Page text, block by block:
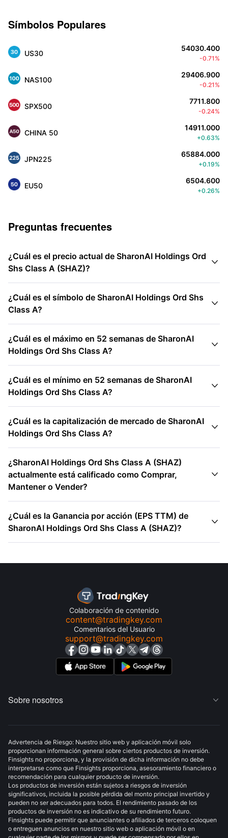
Símbolos Populares
US30
54030.400
-0.71%
NAS100
29406.900
-0.21%
SPX500
7711.800
-0.24%
CHINA 50
14911.000
+0.63%
JPN225
65884.000
+0.19%
EU50
6504.600
+0.26%
Preguntas frecuentes
¿Cuál es el precio actual de SharonAI Holdings Ord
Shs Class A (SHAZ)?

¿Cuál es el símbolo de SharonAI Holdings Ord Shs
Class A?

¿Cuál es el máximo en 52 semanas de SharonAI
Holdings Ord Shs Class A?

¿Cuál es el mínimo en 52 semanas de SharonAI
Holdings Ord Shs Class A?

¿Cuál es la capitalización de mercado de SharonAI
Holdings Ord Shs Class A?

¿SharonAI Holdings Ord Shs Class A (SHAZ)
actualmente está calificado como Comprar,
Mantener o Vender?

¿Cuál es la Ganancia por acción (EPS TTM) de
SharonAI Holdings Ord Shs Class A (SHAZ)?

Colaboración de contenido
content@tradingkey.com
Comentarios del Usuario
support@tradingkey.com
Sobre nosotros 
Advertencia de Riesgo: Nuestro sitio web y aplicación móvil solo
proporcionan información general sobre ciertos productos de inversión.
Finsights no proporciona, y la provisión de dicha información no debe
interpretarse como que Finsights proporciona, asesoramiento financiero o
recomendación para cualquier producto de inversión.
Los productos de inversión están sujetos a riesgos de inversión
significativos, incluida la posible pérdida del monto principal invertido y
pueden no ser adecuados para todos. El rendimiento pasado de los
productos de inversión no es indicativo de su rendimiento futuro.
Finsights puede permitir que anunciantes o afiliados de terceros coloquen
o entreguen anuncios en nuestro sitio web o aplicación móvil o en